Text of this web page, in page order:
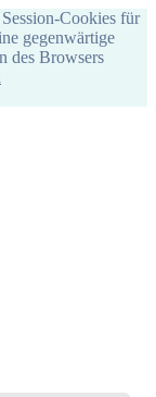
Cookies für
gegenwärtige
des Browsers